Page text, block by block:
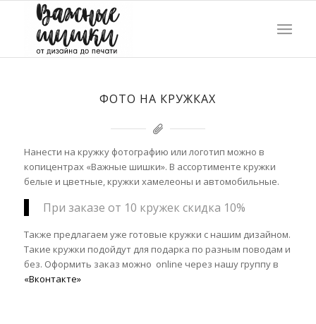
ФОТО НА КРУЖКАХ
Нанести на кружку фотографию или логотип можно в
копицентрах «Важные шишки». В ассортименте кружки
белые и цветные, кружки хамелеоны и автомобильные.
При заказе от 10 кружек скидка 10%
Также предлагаем уже готовые кружки с нашим дизайном.
Такие кружки подойдут для подарка по разным поводам и
без. Оформить заказ можно online через нашу группу в
«Вконтакте»